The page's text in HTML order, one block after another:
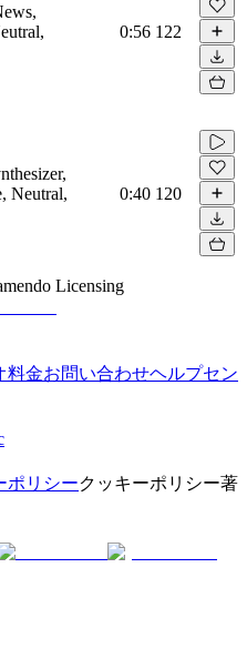
0:56 122
Neutral,
0:40 120
Licensing
料金お問い合わせヘルプセン
ポリシークッキーポリシー著